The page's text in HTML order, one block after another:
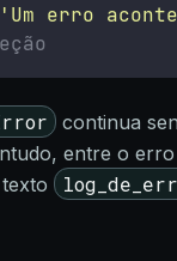
' Um erro
continua
entre o